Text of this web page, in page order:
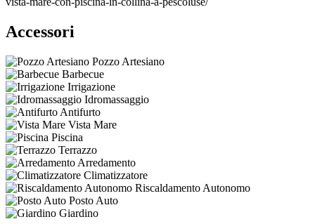
Accessori
Pozzo Artesiano
Barbecue
Irrigazione
Idromassaggio
Antifurto
Vista Mare
Piscina
Terrazzo
Arredamento
Climatizzatore
Riscaldamento Autonomo
Posto Auto
Giardino